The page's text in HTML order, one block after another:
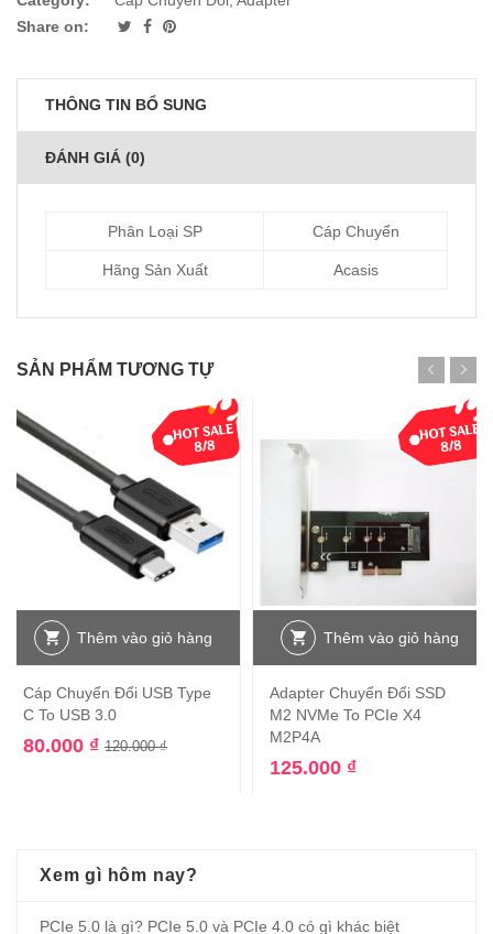
Share on:
THÔNG TIN BỔ SUNG
ĐÁNH GIÁ (0)
Phân Loại SP Cáp Chuyển
Hãng Sản Xuất Acasis
SẢN PHẨM TƯƠNG TỰ
-33%
Thêm vào giỏ hàng
Cáp Chuyển Đổi USB Type
C To USB 3.0
120.000₫
80.000 ₫
Thêm vào giỏ hàng
Adapter Chuyển Đổi SSD
M2 NVMe To PCIe X4
M2P4A
125.000 ₫
Xem gì hôm nay?
PCIe 5.0 là gì? PCIe 5.0 và PCIe 4.0 có gì khác biệt